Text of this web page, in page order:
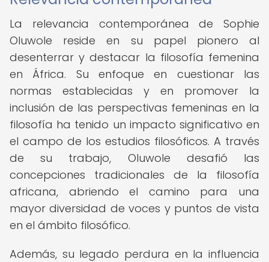
La relevancia contemporánea de Sophie
Oluwole reside en su papel pionero al
desenterrar y destacar la filosofía femenina
en África. Su enfoque en cuestionar las
normas establecidas y en promover la
inclusión de las perspectivas femeninas en la
filosofía ha tenido un impacto significativo en
el campo de los estudios filosóficos. A través
de su trabajo, Oluwole desafió las
concepciones tradicionales de la filosofía
africana, abriendo el camino para una
mayor diversidad de voces y puntos de vista
en el ámbito filosófico.
Además, su legado perdura en la influencia